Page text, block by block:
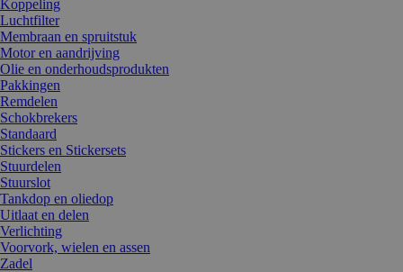
Koppeling
Luchtfilter
Membraan en spruitstuk
Motor en aandrijving
Olie en onderhoudsprodukten
Pakkingen
Remdelen
Schokbrekers
Standaard
Stickers en Stickersets
Stuurdelen
Stuurslot
Tankdop en oliedop
Uitlaat en delen
Verlichting
Voorvork, wielen en assen
Zadel